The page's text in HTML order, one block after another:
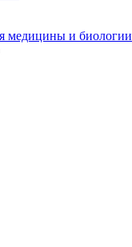
медицины и биологии